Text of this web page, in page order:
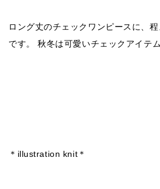
ロング丈のチェックワンピースに、
です。 秋冬は可愛いチェックアイテ
＊illustration knit＊